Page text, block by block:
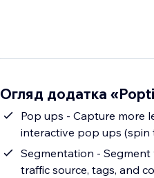
Огляд додатка
Pop ups - Capture more
interactive pop ups
Segmentation -
traffic source, tags, and